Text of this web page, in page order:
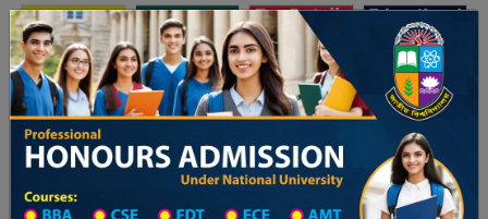
Toggle navigation অনার্স ভর্তি প্রফেশনাল অনার্স
Updates
২৬ শিক্ষাবর্ষের ১ম বর্ষের ভর্তি আবেদন বিজ্ঞপ্তি ঢাকা বিশ্ববিদ্যালয় ২০২৫-২৬ শিক্ষাবর্ষে